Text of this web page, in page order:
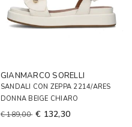
GIANMARCO SORELLI
SANDALI CON ZEPPA 2214/ARES
DONNA BEIGE CHIARO
€ 189,00 € 132,30